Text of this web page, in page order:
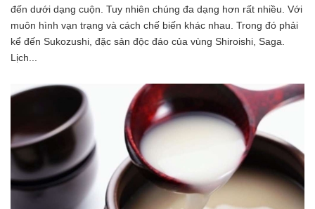
đến dưới dạng cuộn. Tuy nhiên chúng đa dạng hơn rất nhiều. Với
muôn hình vạn trạng và cách chế biến khác nhau. Trong đó phải
kể đến Sukozushi, đặc sản độc đáo của vùng Shiroishi, Saga.
Lịch...